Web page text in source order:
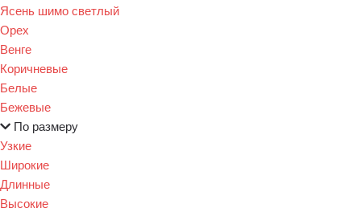
Ясень шимо светлый
Орех
Венге
Коричневые
Белые
Бежевые
По размеру
Узкие
Широкие
Длинные
Высокие